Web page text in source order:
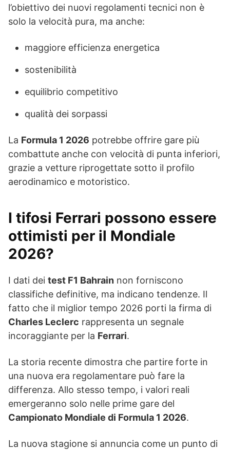
l’obiettivo dei nuovi regolamenti tecnici non è
solo la velocità pura, ma anche:
maggiore efficienza energetica
sostenibilità
equilibrio competitivo
qualità dei sorpassi
La Formula 1 2026 potrebbe offrire gare più
combattute anche con velocità di punta inferiori,
grazie a vetture riprogettate sotto il profilo
aerodinamico e motoristico.
I tifosi Ferrari possono essere
ottimisti per il Mondiale
2026?
I dati dei test F1 Bahrain non forniscono
classifiche definitive, ma indicano tendenze. Il
fatto che il miglior tempo 2026 porti la firma di
Charles Leclerc rappresenta un segnale
incoraggiante per la Ferrari.
La storia recente dimostra che partire forte in
una nuova era regolamentare può fare la
differenza. Allo stesso tempo, i valori reali
emergeranno solo nelle prime gare del
Campionato Mondiale di Formula 1 2026.
La nuova stagione si annuncia come un punto di